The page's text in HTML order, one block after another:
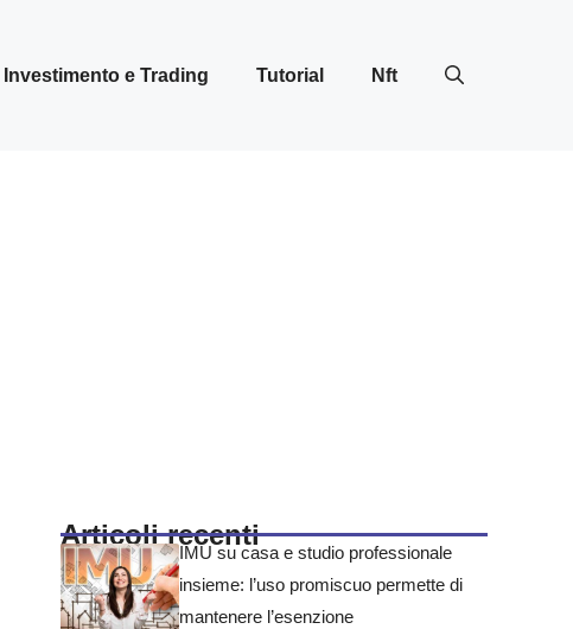
Investimento e Trading Tutorial Nft
Articoli recenti
IMU su casa e studio professionale
insieme: l’uso promiscuo permette di
mantenere l’esenzione